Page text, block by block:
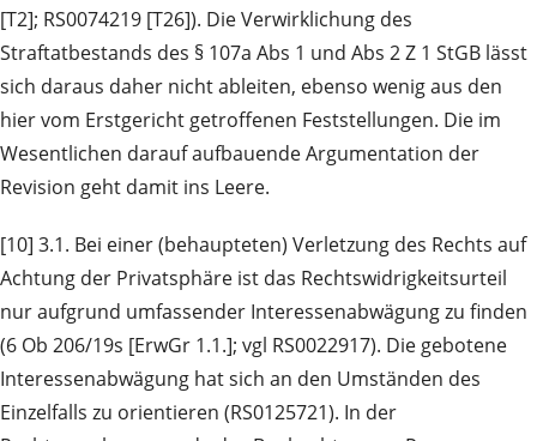
[T2]; RS0074219 [T26]). Die Verwirklichung des
Straftatbestands des § 107a Abs 1 und Abs 2 Z 1 StGB lässt
sich daraus daher nicht ableiten, ebenso wenig aus den
hier vom Erstgericht getroffenen Feststellungen. Die im
Wesentlichen darauf aufbauende Argumentation der
Revision geht damit ins Leere.
[10] 3.1. Bei einer (behaupteten) Verletzung des Rechts auf
Achtung der Privatsphäre ist das Rechtswidrigkeitsurteil
nur aufgrund umfassender Interessenabwägung zu finden
(6 Ob 206/19s [ErwGr 1.1.]; vgl RS0022917). Die gebotene
Interessenabwägung hat sich an den Umständen des
Einzelfalls zu orientieren (RS0125721). In der